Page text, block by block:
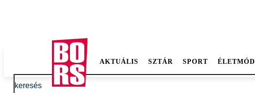
AKTUÁLIS SZTÁR SPORT ÉLETMÓD